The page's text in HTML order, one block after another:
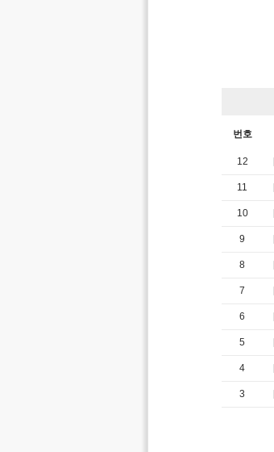
번호
12
11
10
9
8
7
6
5
4
3